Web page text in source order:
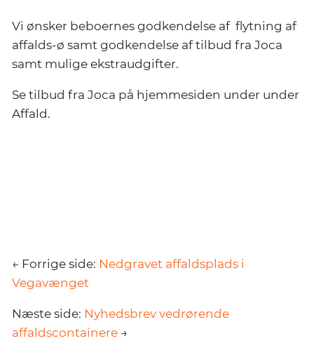
Vi ønsker beboernes godkendelse af flytning af
affalds-ø samt godkendelse af tilbud fra Joca
samt mulige ekstraudgifter.
Se tilbud fra Joca på hjemmesiden under under
Affald.
← Forrige side: Nedgravet affaldsplads i
Vegavænget
Næste side: Nyhedsbrev vedrørende
affaldscontainere →